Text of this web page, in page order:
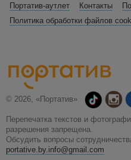
Портатив-аутлет
Контакты
Политика обработки файлов
© 2026, «Портатив»
Перепечатка текстов и
разрешения запрещена.
Обсудить вопросы
portative.by.info@gmail.com